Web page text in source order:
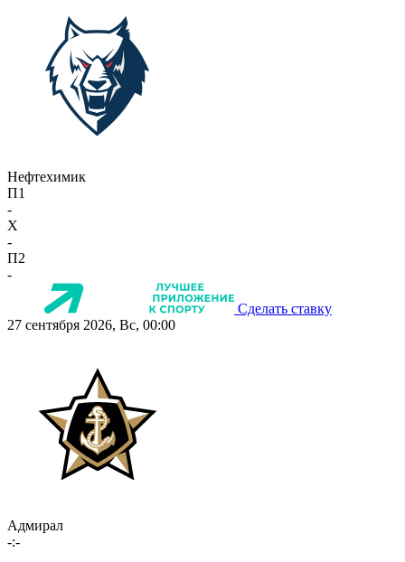
Нефтехимик
П1
-
X
-
П2
-
Сделать ставку
27 сентября 2026, Вс, 00:00
Адмирал
-:-